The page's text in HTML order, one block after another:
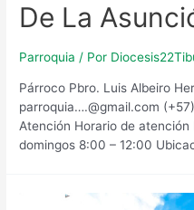
De La
Parroquia / Por
Párroco Pbro. Luis Albeiro
parroquia….@gmail.com
Atención​ Horario de
domingos 8:00 – 12:00